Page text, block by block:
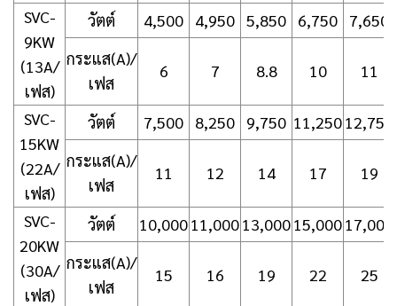
SVC-
9KW
(13A/
เฟส)
วัตต์ 4,500 4,950 5,850 6,750
7,650
กระแส(A)/
เฟส
6 7 8.8 10 11
SVC-
15KW
(22A/
เฟส)
วัตต์ 7,500 8,250 9,750 11,25012,750
กระแส(A)/
เฟส
11 12 14 17 19
SVC-
20KW
(30A/
เฟส)
วัตต์ 10,00011,00013,00015,00017,000
กระแส(A)/
เฟส
15 16 19 22 25